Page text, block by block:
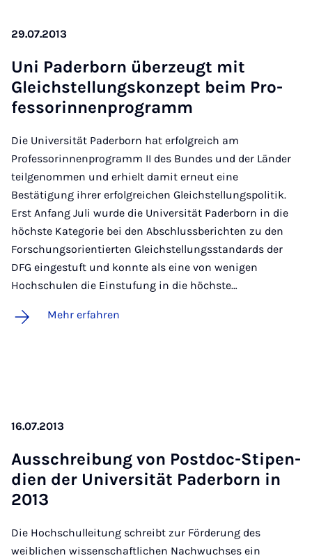
29.07.2013
Uni Pa­der­born über­zeugt mit
Gleich­stel­lungs­kon­zept beim Pro­
fes­so­rin­nen­pro­gramm
Die Universität Paderborn hat erfolgreich am
Professorinnenprogramm II des Bundes und der Länder
teilgenommen und erhielt damit erneut eine
Bestätigung ihrer erfolgreichen Gleichstellungspolitik.
Erst Anfang Juli wurde die Universität Paderborn in die
höchste Kategorie bei den Abschlussberichten zu den
Forschungsorientierten Gleichstellungsstandards der
DFG eingestuft und konnte als eine von wenigen
Hochschulen die Einstufung in die höchste…
Mehr erfahren
16.07.2013
Aus­schrei­bung von Post­doc-Sti­pen­
di­en der Uni­ver­si­tät Pa­der­born in
2013
Die Hochschulleitung schreibt zur Förderung des
weiblichen wissenschaftlichen Nachwuchses ein